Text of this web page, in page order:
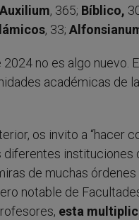
Auxilium, 365; Bíblico,
, 33;
no es algo nuevo.
académicas de
os invito a
instituciones
de muchas
notable de
esta